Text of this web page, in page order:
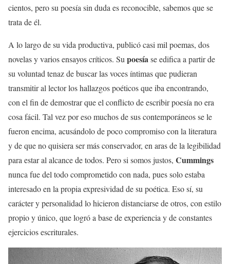
cientos, pero su poesía sin duda es reconocible, sabemos que se
trata de él.
A lo largo de su vida productiva, publicó casi mil poemas, dos
novelas y varios ensayos críticos. Su poesíase edifica a partir de
su voluntad tenaz de buscar las voces íntimas que pudieran
transmitir al lector los hallazgos poéticos que iba encontrando,
con el fin de demostrar que el conflicto de escribir poesía no era
cosa fácil. Tal vez por eso muchos de sus contemporáneos se le
fueron encima, acusándolo de poco compromiso con la literatura
y de que no quisiera ser más conservador, en aras de la legibilidad
para estar al alcance de todos. Pero si somos justos, Cummings
nunca fue del todo comprometido con nada, pues solo estaba
interesado en la propia expresividad de su poética. Eso sí, su
carácter y personalidad lo hicieron distanciarse de otros, con estilo
propio y único, que logró a base de experiencia y de constantes
ejercicios escriturales.